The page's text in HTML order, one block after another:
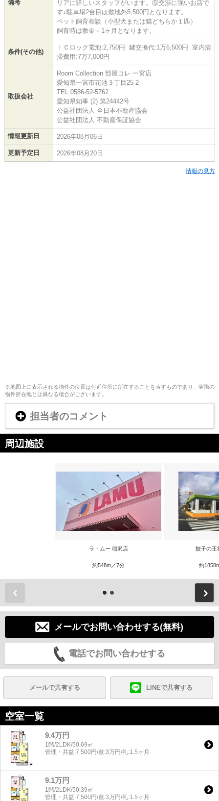
備考
リアに詳しいスタッフがいます。⑤交渉に強いお店で
す♪駐車場2台目は敷地外5,500円となります。
ペット飼育相談（小型犬または猫どちらか１匹）
飼育時は敷金＋1ヶ月となります。
条件(その他)
ＩＣロック電池:2,750円 鍵交換代:1万6,500円 室内清
掃費用:7万7,000円
取扱会社
Room Collection 部屋コレ 一宮店
愛知県一宮市花池３丁目25-2
TEL:0586-52-5762
愛知県知事 (2) 第24442号
公益社団法人 全日本不動産協会
公益社団法人 不動産保証協会
情報更新日 2026年08月06日
更新予定日 2026年08月20日
情報の見方
※地図上に表示される物件の位置は付近住所に所在することを表すものであり、実際の
物件所在地とは異なる場合がございます。
担当者のコメント
周辺施設
ラ・ムー 稲沢店
約548m／7分
餃子の王
約
メールでお問い合わせする(無料)
電話でお問い合わせする
メールで共有する LINEで共有する
空室一覧
9.4万円
1階/2LDK/50.69㎡
管理・共益:7,500円/敷:3万円/礼:1.5ヶ月
9.1万円
1階/2LDK/50.39㎡
管理・共益:7,500円/敷:3万円/礼:1.5ヶ月